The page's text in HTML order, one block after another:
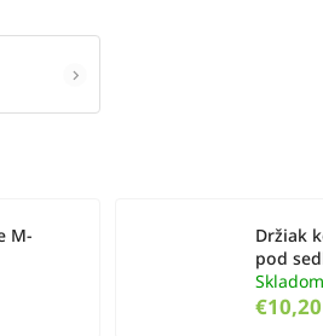
M-
Držiak
pod
Skladom
€10,20